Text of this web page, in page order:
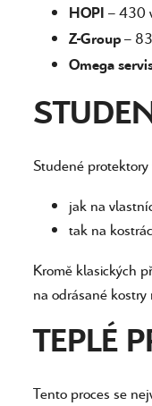
HOPI – 430
Z-Group–
Omega
Studené
jak na
tak na
Kromě klasických
na odrásané
TEPLÉ
Tento proces se